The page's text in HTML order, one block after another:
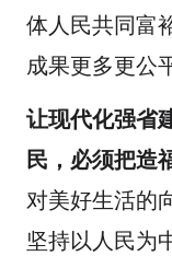
体人民共同富
成果更多更公
让现代化强省
民，必须把造
对美好生活的
坚持以人民为